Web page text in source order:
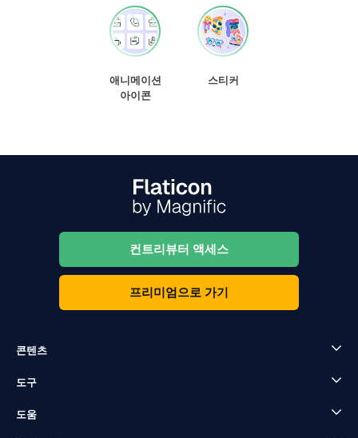
애니메이션
아이콘
스티커
컨트리뷰터 액세스
프리미엄으로 가기
콘텐츠
도구
도움